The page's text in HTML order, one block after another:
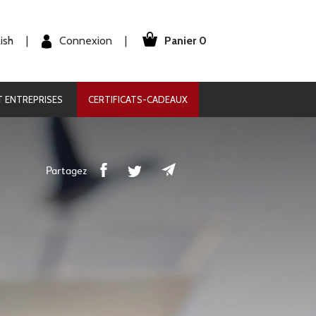
Panier 0
| Connexion |
ENTREPRISES CERTIFICATS-CADEAUX
Partagez